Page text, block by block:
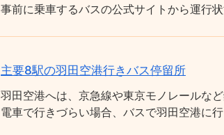
事前に乗車するバスの公式サイトから運行
主要8駅の羽田空港行きバス停留所
羽田空港へは、京急線や東京モノレールな
電車で行きづらい場合、バスで羽田空港に